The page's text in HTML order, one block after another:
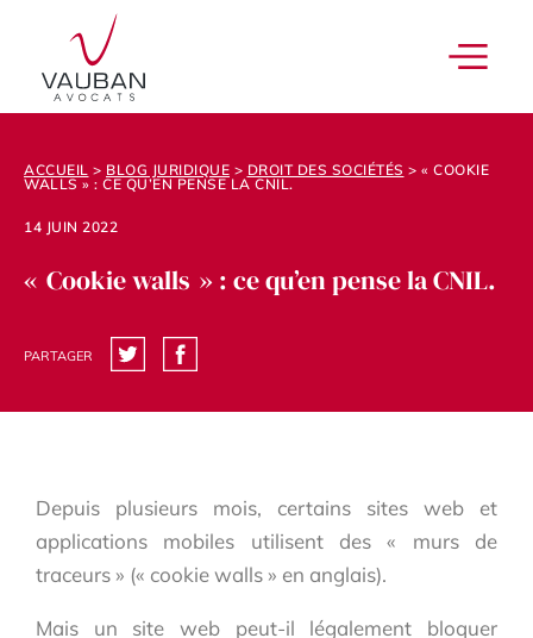
ACCUEIL > BLOG JURIDIQUE > DROIT DES SOCIÉTÉS > « COOKIE
WALLS » : CE QU’EN PENSE LA CNIL.
14 JUIN 2022
« Cookie walls » : ce qu’en pense la CNIL.
PARTAGER
Depuis plusieurs mois, certains sites web et
applications mobiles utilisent des « murs de
traceurs » (« cookie walls » en anglais).
Mais un site web peut-il légalement bloquer